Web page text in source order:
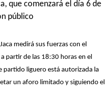
que comenzará el día 6 de
público
medirá sus fuerzas con el
partir de las 18:30 horas en el
partido liguero está autorizada la
un aforo limitado y siguiendo el